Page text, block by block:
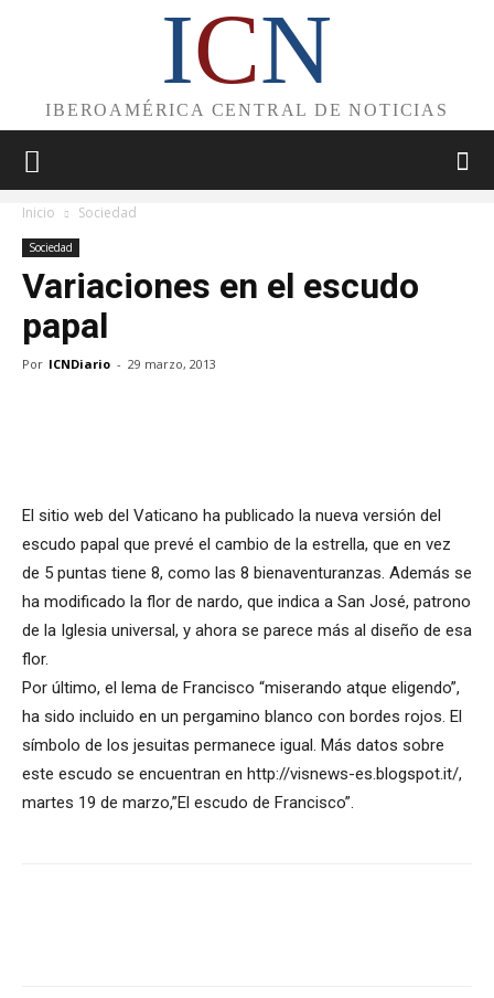
ICN
IBEROAMÉRICA CENTRAL DE NOTICIAS
Inicio Sociedad
Sociedad
Variaciones en el escudo
papal
Por ICNDiario - 29 marzo, 2013
El sitio web del Vaticano ha publicado la nueva versión del
escudo papal que prevé el cambio de la estrella, que en vez
de 5 puntas tiene 8, como las 8 bienaventuranzas. Además se
ha modificado la flor de nardo, que indica a San José, patrono
de la Iglesia universal, y ahora se parece más al diseño de esa
flor.
Por último, el lema de Francisco “miserando atque eligendo”,
ha sido incluido en un pergamino blanco con bordes rojos. El
símbolo de los jesuitas permanece igual. Más datos sobre
este escudo se encuentran en http://visnews-es.blogspot.it/,
martes 19 de marzo,”El escudo de Francisco”.